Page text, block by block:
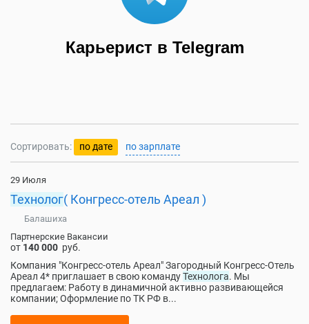
Карьерист в Telegram
Сортировать: по дате по зарплате
29 Июля
Технолог( Конгресс-отель Ареал )
Балашиха
Партнерские Вакансии
от 140 000 руб.
Компания "Конгресс-отель Ареал" Загородный Конгресс-Отель
Ареал 4* приглашает в свою командуТехнолога. Мы
предлагаем: Работу в динамичной активно развивающейся
компании; Оформление по ТК РФ в...